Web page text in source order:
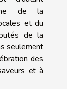
de la
et du
de la
seulement
des
et à